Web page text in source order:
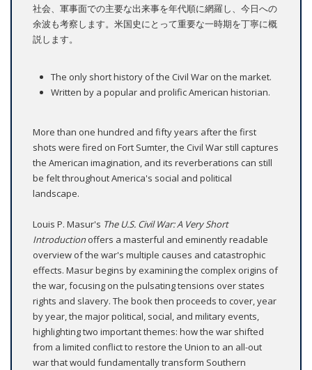
社会、軍事面での主要な出来事を年代順に網羅し、今日への
余波も考察します。米国史にとって重要な一時期を丁寧に概
説します。
The only short history of the Civil War on the market.
Written by a popular and prolific American historian.
More than one hundred and fifty years after the first
shots were fired on Fort Sumter, the Civil War still captures
the American imagination, and its reverberations can still
be felt throughout America's social and political
landscape.
Louis P. Masur's The U.S. Civil War: A Very Short
Introductionoffers a masterful and eminently readable
overview of the war's multiple causes and catastrophic
effects. Masur begins by examining the complex origins of
the war, focusing on the pulsating tensions over states
rights and slavery. The book then proceeds to cover, year
by year, the major political, social, and military events,
highlighting two important themes: how the war shifted
from a limited conflict to restore the Union to an all-out
war that would fundamentally transform Southern